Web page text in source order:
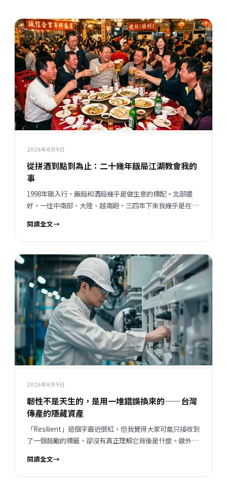
2026年8月9日
從拼酒到點到為止：二十幾年飯局江湖教會我的
事
1998年剛入行，飯局和酒局幾乎是做生意的標配。北部還
好，一往中南部、大陸、越南跑，三四年下來我幾乎是在酒
不一樣——我想聊聊這個有趣的轉變，還有它背後讓我想了
很久的事。
閱讀全文→
2026年8月9日
韌性不是天生的，是用一堆錯誤換來的——台灣
傳產的隱藏資產
「Resilient」這個字最近很紅，但我覺得大家可能只接收到
了一個鼓勵的標籤，卻沒有真正理解它背後是什麼。做外銷
只是他們自己忘了，也不說出來。
閱讀全文→